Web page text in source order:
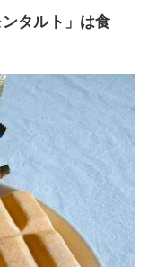
タルト」は食